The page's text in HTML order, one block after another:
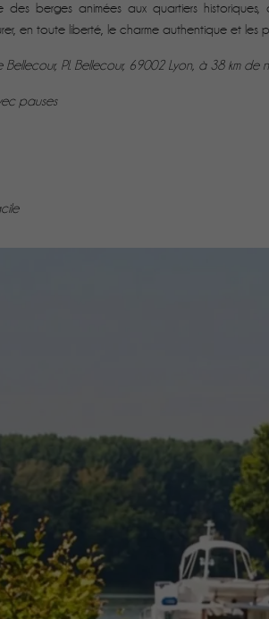
des berges animées aux quartiers
en toute liberté, le charme authentique et les
Pl. Bellecour, 69002 Lyon, à 38 km de
pauses